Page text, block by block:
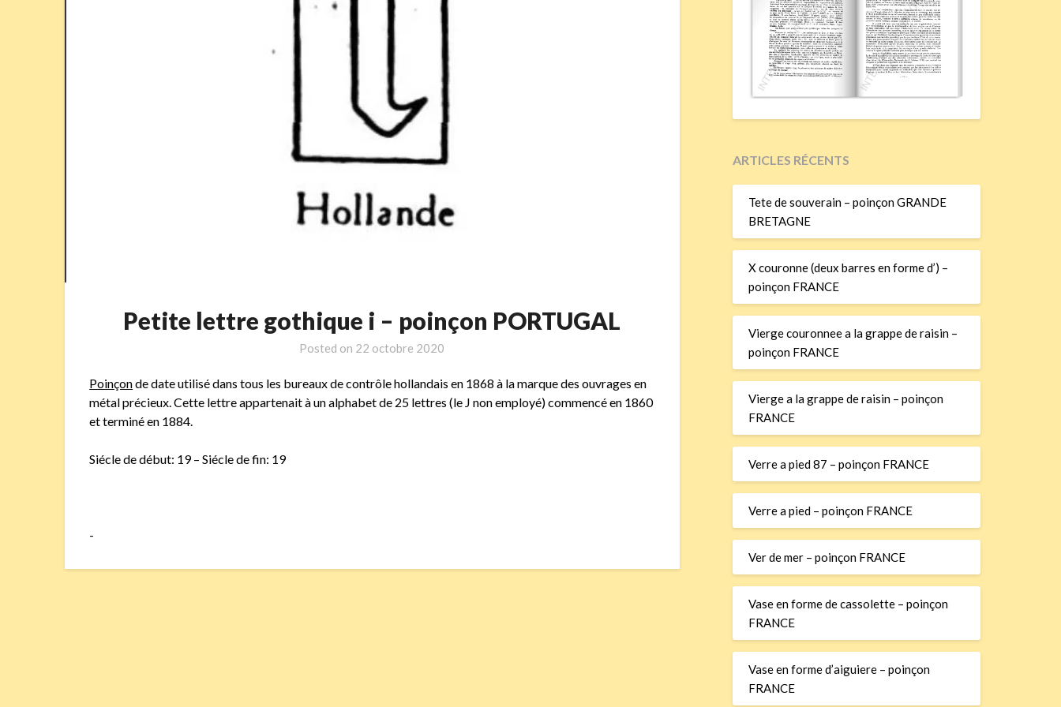
Petite lettre gothique i – poinçon PORTUGAL
Posted on 22 octobre 2020
Poinçonde date utilisé dans tous les bureaux de contrôle hollandais en 1868 à la marque des ouvrages en
métal précieux. Cette lettre appartenait à un alphabet de 25 lettres (le J non employé) commencé en 1860
et terminé en 1884.
Siécle de début: 19 – Siécle de fin: 19
-
ARTICLES RÉCENTS
Tete de souverain – poinçon GRANDE
BRETAGNE
X couronne (deux barres en forme d’) –
poinçon FRANCE
Vierge couronnee a la grappe de raisin –
poinçon FRANCE
Vierge a la grappe de raisin – poinçon
FRANCE
Verre a pied 87 – poinçon FRANCE
Verre a pied – poinçon FRANCE
Ver de mer – poinçon FRANCE
Vase en forme de cassolette – poinçon
FRANCE
Vase en forme d’aiguiere – poinçon
FRANCE